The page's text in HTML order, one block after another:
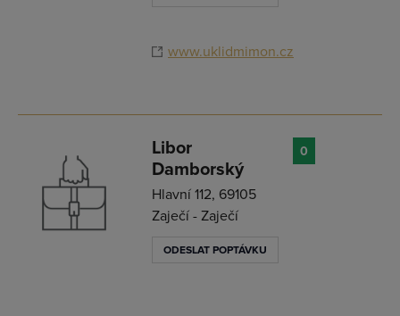
www.uklidmimon.cz
Libor
Damborský
Hlavní 112, 69105
Zaječí - Zaječí
ODESLAT POPTÁVKU
0